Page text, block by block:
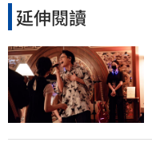
延伸閱讀